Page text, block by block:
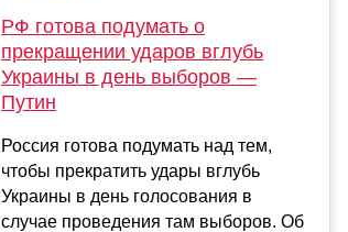
РФ готова подумать о
прекращении ударов вглубь
Украины в день выборов —
Путин
Россия готова подумать над тем,
чтобы прекратить удары вглубь
Украины в день голосования в
случае проведения там выборов. Об